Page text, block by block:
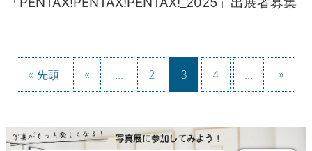
« 先頭 « ... 2 3 4 ... »